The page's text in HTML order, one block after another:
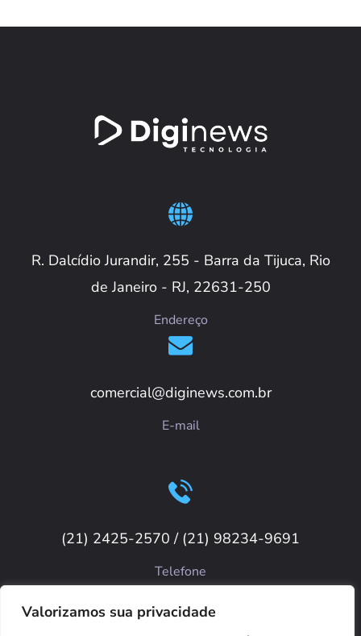
Valorizamos sua privacidade
R. Dalcídio Jurandir, 255 - Barra da Tijuca, Rio
de Janeiro - RJ, 22631-250
Endereço
comercial@diginews.com.br
E-mail
(21) 2425-2570 / (21) 98234-9691
Telefone
Copyright © 2023. Criado por Diginews Tecnologia